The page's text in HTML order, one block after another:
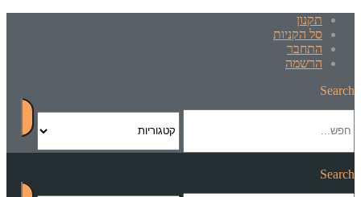
תקנון
סל הקניות
התחבר
הרשמה
Search
Search